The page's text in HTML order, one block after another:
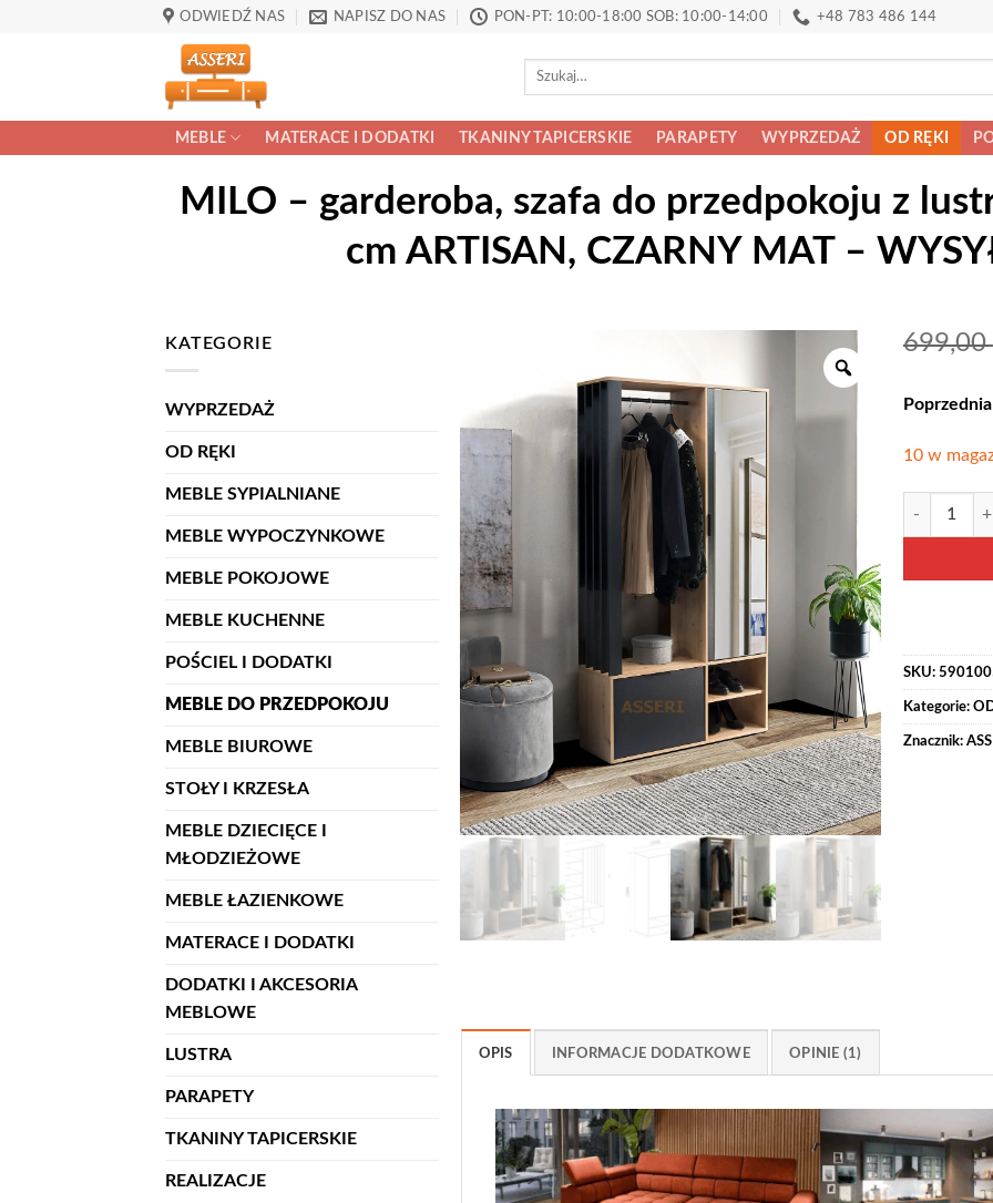
ODWIEDŹ NAS NAPISZ DO NAS PON-PT: 10:00-18:00 SOB: 10:00-14:00 +48 783 486 144
Szukaj:
MEBLE MATERACE I DODATKI TKANINY TAPICERSKIE PARAPETY WYPRZEDAŻ OD RĘKI
MILO – garderoba, szafa do przedpokoju z
cm ARTISAN, CZARNY MAT –
KATEGORIE
WYPRZEDAŻ
OD RĘKI
MEBLE SYPIALNIANE
MEBLE WYPOCZYNKOWE
MEBLE POKOJOWE
MEBLE KUCHENNE
POŚCIEL I DODATKI
MEBLE DO PRZEDPOKOJU
MEBLE BIUROWE
STOŁY I KRZESŁA
MEBLE DZIECIĘCE I
MŁODZIEŻOWE
MEBLE ŁAZIENKOWE
MATERACE I DODATKI
DODATKI I AKCESORIA
MEBLOWE
LUSTRA
PARAPETY
TKANINY TAPICERSKIE
REALIZACJE
699,00
10 w
ilość MILO
Alternative:
SKU:
Kategorie:
Znacznik:
OPIS INFORMACJE DODATKOWE OPINIE (1)